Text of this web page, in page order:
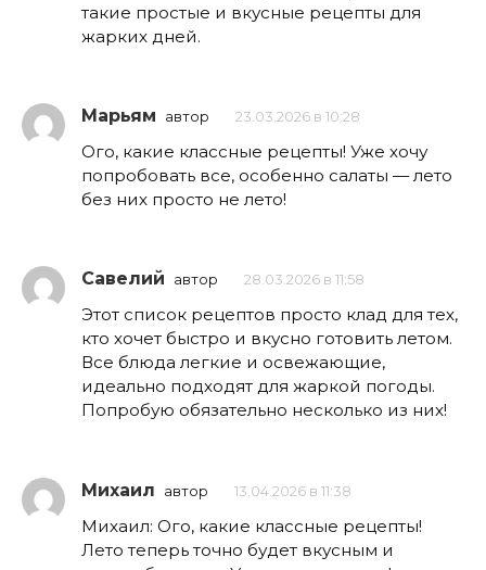
такие простые и вкусные рецепты для
жарких дней.
Марьям автор 23.03.2026 в 10:28
Ого, какие классные рецепты! Уже хочу
попробовать все, особенно салаты — лето
без них просто не лето!
Савелий автор 28.03.2026 в 11:58
Этот список рецептов просто клад для тех,
кто хочет быстро и вкусно готовить летом.
Все блюда легкие и освежающие,
идеально подходят для жаркой погоды.
Попробую обязательно несколько из них!
Михаил автор 13.04.2026 в 11:38
Михаил: Ого, какие классные рецепты!
Лето теперь точно будет вкусным и